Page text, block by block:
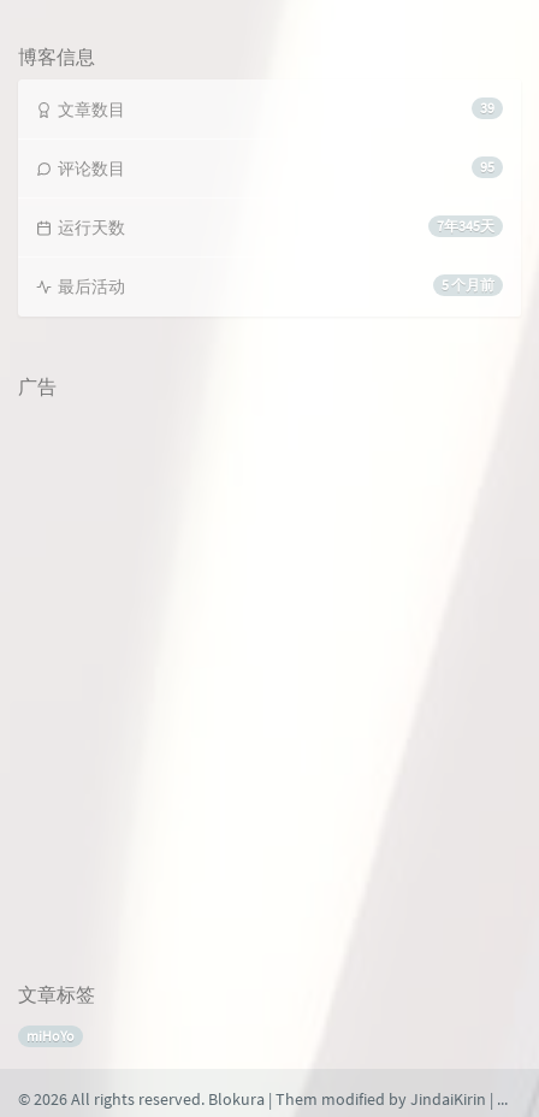
数:
博客信息
39
文章数目
95
评论数目
7年345天
运行天数
5 个月前
最后活动
广告
文章标签
miHoYo
© 2026 All rights reserved. Blokura | Them modified byJindaiKirin | 本网站由